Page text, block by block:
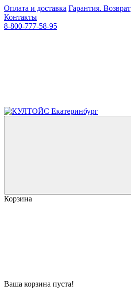
Оплата и доставка Гарантия. Возврат
Контакты
8-800-777-58-95
Корзина
Ваша корзина пуста!